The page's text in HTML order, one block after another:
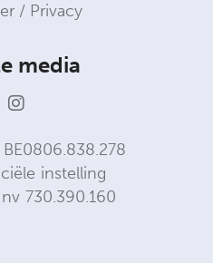
/ Privacy
media
instelling
730.390.160